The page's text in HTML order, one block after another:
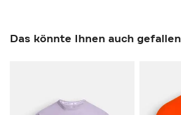
Das könnte Ihnen auch gefallen